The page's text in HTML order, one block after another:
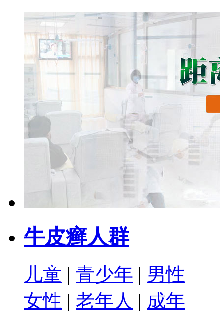
牛皮癣人群
儿童 | 青少年 | 男性
女性 | 老年人 | 成年